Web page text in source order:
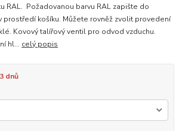
RAL. Požadovanou barvu RAL zapište do
prostředí košíku. Můžete rovněž zvolit provedení
Kovový talířový ventil pro odvod vzduchu.
hl... celý popis
dnů